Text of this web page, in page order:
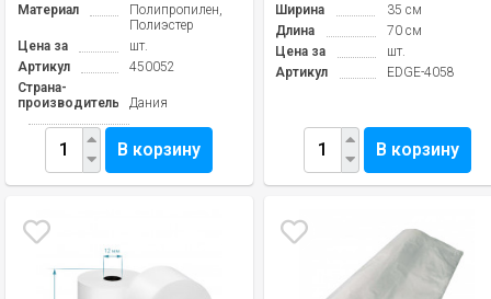
Материал
Полипропилен,
Полиэстер
Цена за
шт.
Артикул
450052
Страна-
производитель
Дания
В корзину
Ширина
35 см
Длина
70 см
Цена за
шт.
Артикул
EDGE-4058
В корзину